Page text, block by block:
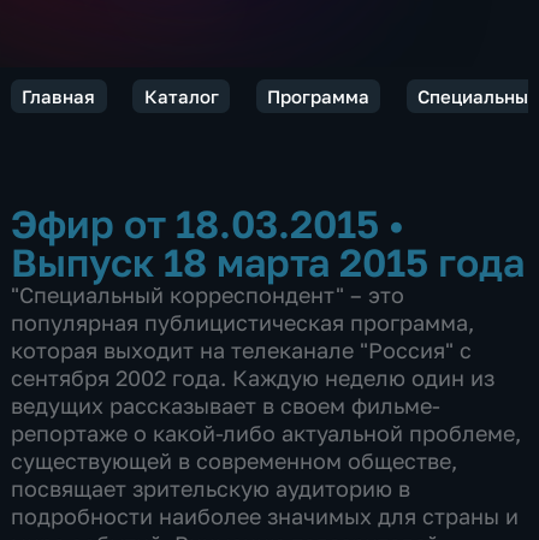
Главная Каталог Программа
Эфир от 18.03.2015 •
Выпуск 18 марта 2015 года
"Специальный корреспондент" – это
популярная публицистическая программа,
которая выходит на телеканале "Россия" с
сентября 2002 года. Каждую неделю один из
ведущих рассказывает в своем фильме-
репортаже о какой-либо актуальной проблеме,
существующей в современном обществе,
посвящает зрительскую аудиторию в
подробности наиболее значимых для страны и